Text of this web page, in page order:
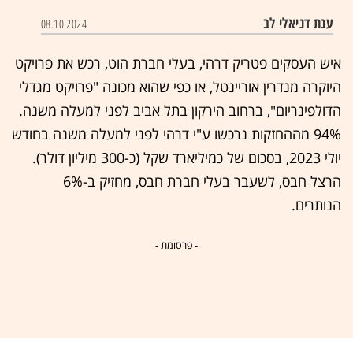
ענת דניאלי לב 08.10.2024
איש העסקים פטריק דרהי, בעלי חברת הוט, רכש את פרויקט
היוקרה מנדרין אוריינטל, או כפי שהוא מכונה "פרויקט מגדלי
הדולפינריום", ברחוב הירקון בתל אביב לפני למעלה משנה.
94% מההחזקות נרכשו ע"י דרהי לפני למעלה משנה בחודש
יולי 2023, בסכום של כמיליארד שקל (כ-300 מיליון דולר).
הרצל חבס, לשעבר בעלי חברת חבס, מחזיק ב-6%
הנותרים.
- פרסומת -